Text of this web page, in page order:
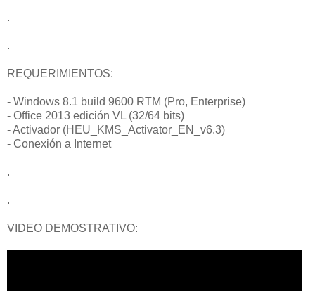
.
.
REQUERIMIENTOS:
- Windows 8.1 build 9600 RTM (Pro, Enterprise)
- Office 2013 edición VL (32/64 bits)
- Activador (HEU_KMS_Activator_EN_v6.3)
- Conexión a Internet
.
.
VIDEO DEMOSTRATIVO: